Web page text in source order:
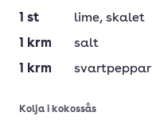
1 st lime, skalet
1
krm
salt
1
krm svartpeppar
Kolja i kokossås